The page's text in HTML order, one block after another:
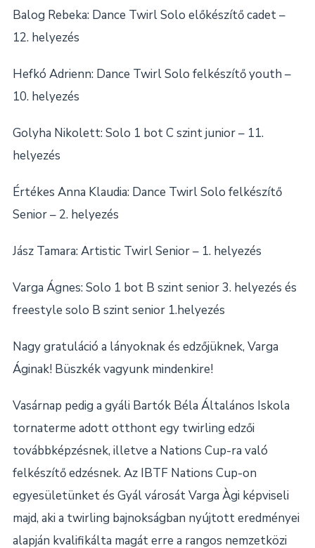
Balog Rebeka: Dance Twirl Solo előkészítő cadet –
12. helyezés
Hefkó Adrienn: Dance Twirl Solo felkészítő youth –
10. helyezés
Golyha Nikolett: Solo 1 bot C szint junior – 11.
helyezés
Értékes Anna Klaudia: Dance Twirl Solo felkészítő
Senior – 2. helyezés
Jász Tamara: Artistic Twirl Senior – 1. helyezés
Varga Ágnes: Solo 1 bot B szint senior 3. helyezés és
freestyle solo B szint senior 1.helyezés
Nagy gratuláció a lányoknak és edzőjüknek, Varga
Áginak! Büszkék vagyunk mindenkire!
Vasárnap pedig a gyáli Bartók Béla Általános Iskola
tornaterme adott otthont egy twirling edzői
továbbképzésnek, illetve a Nations Cup-ra való
felkészítő edzésnek. Az IBTF Nations Cup-on
egyesületünket és Gyál városát Varga Àgi képviseli
majd, aki a twirling bajnokságban nyújtott eredményei
alapján kvalifikálta magát erre a rangos nemzetközi